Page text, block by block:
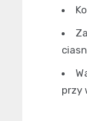
przy